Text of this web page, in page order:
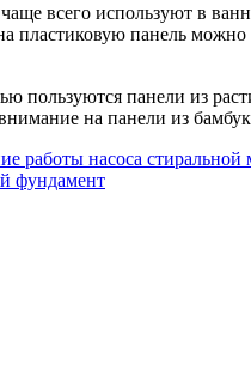
всего используют в
пластиковую панель
пользуются панели из
на панели из
работы насоса
фундамент